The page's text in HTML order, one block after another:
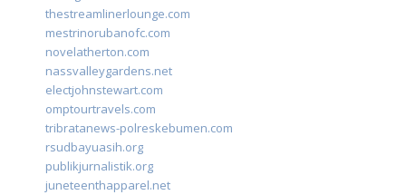
thestreamlinerlounge.com
mestrinorubanofc.com
novelatherton.com
nassvalleygardens.net
electjohnstewart.com
omptourtravels.com
tribratanews-polreskebumen.com
rsudbayuasih.org
publikjurnalistik.org
juneteenthapparel.net